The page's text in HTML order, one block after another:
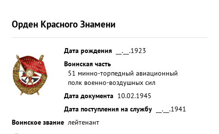
Орден Красного Знамени
Дата рождения
__.__.1923
Воинская часть
51 минно-торпедный авиационный
полк военно-воздушных сил
Дата документа 10.02.1945
Дата поступления на службу
__.__.1941
Воинское звание лейтенант